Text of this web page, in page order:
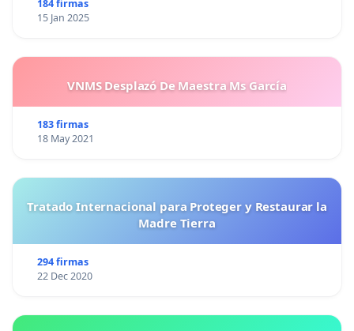
184 firmas
15 Jan 2025
VNMS Desplazó De Maestra Ms García
183 firmas
18 May 2021
Tratado Internacional para Proteger y Restaurar la
Madre Tierra
294 firmas
22 Dec 2020